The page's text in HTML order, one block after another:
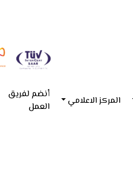
المركز الاعلامي
أنضم لفريق
العمل